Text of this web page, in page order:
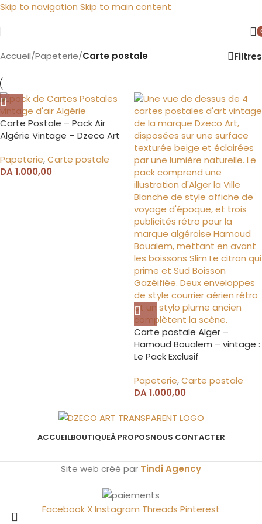
Skip to navigation Skip to main content
Accueil/Papeterie/Carte postale Filtres
Carte Postale – Pack Air
Algérie Vintage – Dzeco Art
Papeterie,Carte postale
DA1.000,00
Carte postale Alger –
Hamoud Boualem – vintage :
Le Pack Exclusif
Papeterie,Carte postale
DA1.000,00
ACCUEILBOUTIQUEÀ PROPOSNOUS CONTACTER
Site web créé par Tindi Agency
Facebook XInstagram Threads Pinterest